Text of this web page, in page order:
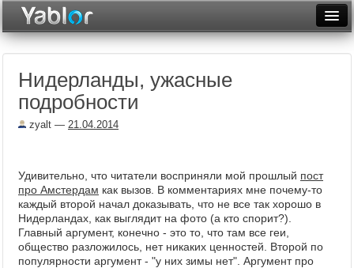
Неделя
Архив
Фототоп
Видеотоп
Нидерланды, ужасные
подробности
zyalt — 21.04.2014
Удивительно, что читатели восприняли мой прошлый пост
про Амстердам как вызов. В комментариях мне почему-то
каждый второй начал доказывать, что не все так хорошо в
Нидерландах, как выглядит на фото (а кто спорит?).
Главный аргумент, конечно - это то, что там все геи,
общество разложилось, нет никаких ценностей. Второй по
популярности аргумент - "у них зимы нет". Аргумент про